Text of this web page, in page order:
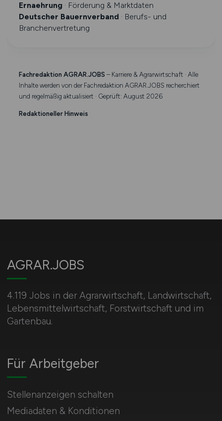
Ernaehrung · Förderung & Marktdaten
Deutscher Bauernverband · Berufs- und
Branchenvertretung
Fachredaktion AGRAR.JOBS – Karriere & Agrarwirtschaft · Alle
Inhalte werden von der Fachredaktion AGRAR.JOBS recherchiert
und regelmäßig aktualisiert · Geprüft: August 2026
Redaktioneller Hinweis
AGRAR.JOBS
4.119 Jobs in der Agrarwirtschaft, Landwirtschaft,
Lebensmittelwirtschaft, Forstwirtschaft und im
Gartenbau.
Für Arbeitgeber
Stellenanzeigen schalten
Mediadaten & Konditionen